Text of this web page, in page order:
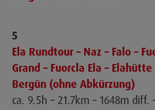
5
Ela Rundtour – Naz – Falo –
Grand – Fuorcla Ela –
Bergün (ohne Abkürzung)
ca. 9.5h – 21.7km – 1648m